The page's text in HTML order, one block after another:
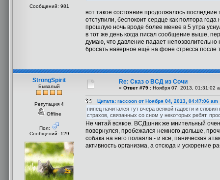
Сообщений: 981
вот такое состояние продолжалось
отступили, беспокоит сердце как полтора
прошлую ночь вроде более менее в 5 утра
в тот же день когда писал сообщение выше,
думаю, что давление падает непозволительно
бросать наверное ещё на фоне стресса после
StrongSpirit
Бывалый
Репутация 4
Offline
Пол:
Сообщений: 129
Re: Сказ о ВСД из Сочи
« Ответ #79 : Ноября 07, 2013, 01:31:02
Цитата: raccoon от Ноября 04, 2013, 04:47:06 am
пипец начитался тут вчера всякой гадости и
страхов, связанных со сном у некоторых ребят.
Не читай всякое. ВСДшник же мнительный
повернулся, пробежался немного дольше,
собака на него полаяла - и все, паническая
активность организма, а отсюда и ускорение